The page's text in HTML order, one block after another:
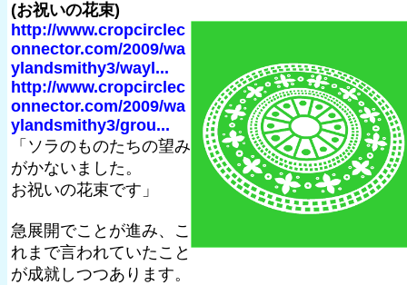
(お祝いの花束)
http://www.cropcirclec
onnector.com/2009/wa
ylandsmithy3/wayl...
http://www.cropcirclec
onnector.com/2009/wa
ylandsmithy3/grou...
「ソラのものたちの望み
がかないました。
お祝いの花束です」
急展開でことが進み、こ
れまで言われていたこと
が成就しつつあります。